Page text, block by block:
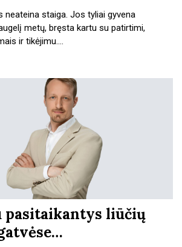
neateina staiga. Jos tyliai gyvena
metų, bręsta kartu su patirtimi,
ir tikėjimu.…
pasitaikantys liūčių